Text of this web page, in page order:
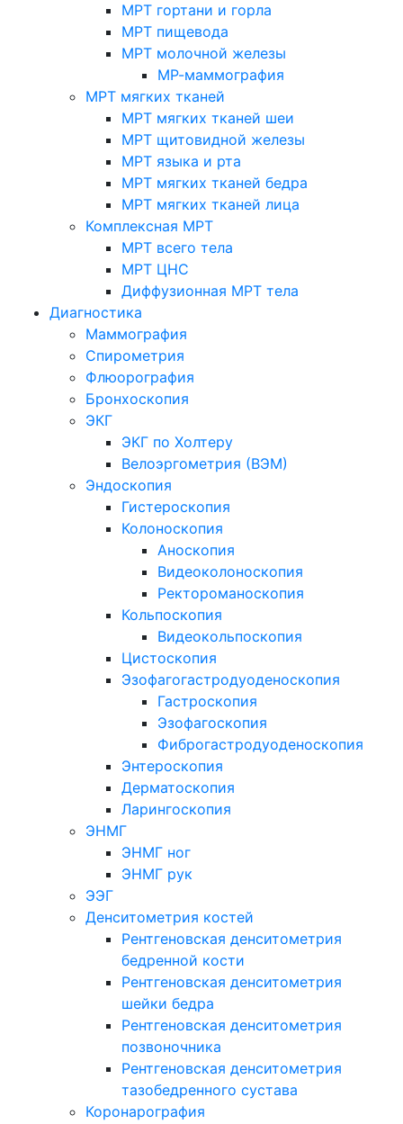
МРТ гортани и горла
МРТ пищевода
МРТ молочной железы
МР-маммография
МРТ мягких тканей
МРТ мягких тканей шеи
МРТ щитовидной железы
МРТ языка и рта
МРТ мягких тканей бедра
МРТ мягких тканей лица
Комплексная МРТ
МРТ всего тела
МРТ ЦНС
Диффузионная МРТ тела
Диагностика
Маммография
Спирометрия
Флюорография
Бронхоскопия
ЭКГ
ЭКГ по Холтеру
Велоэргометрия (ВЭМ)
Эндоскопия
Гистероскопия
Колоноскопия
Аноскопия
Видеоколоноскопия
Ректороманоскопия
Кольпоскопия
Видеокольпоскопия
Цистоскопия
Эзофагогастродуоденоскопия
Гастроскопия
Эзофагоскопия
Фиброгастродуоденоскопия
Энтероскопия
Дерматоскопия
Ларингоскопия
ЭНМГ
ЭНМГ ног
ЭНМГ рук
ЭЭГ
Денситометрия костей
Рентгеновская денситометрия
бедренной кости
Рентгеновская денситометрия
шейки бедра
Рентгеновская денситометрия
позвоночника
Рентгеновская денситометрия
тазобедренного сустава
Коронарография